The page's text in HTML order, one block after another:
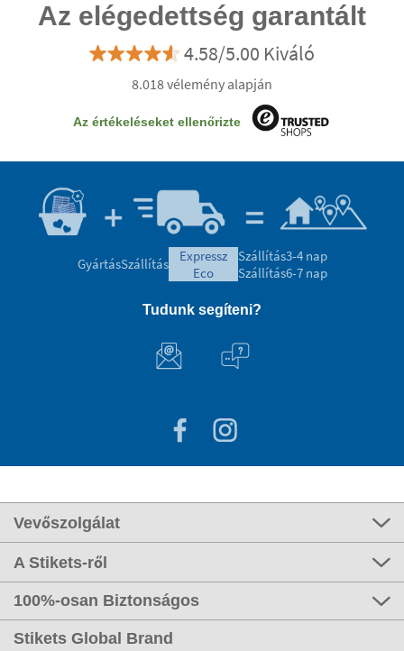
Az elégedettség garantált
4.58/5.00 Kiváló
8.018 vélemény alapján
Az értékeléseket ellenőrizte
GyártásSzállítás
expressz
eco
Szállítás3-4 nap
Szállítás6-7 nap
Tudunk segíteni?
Vevőszolgálat
A Stikets-ről
100%-osan Biztonságos
Stikets Global Brand